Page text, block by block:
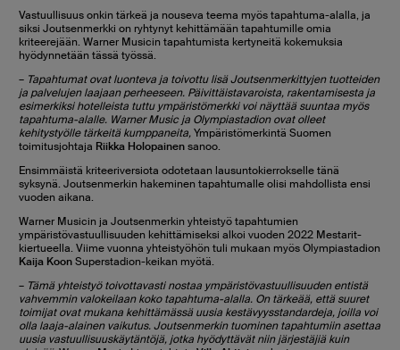
Vastuullisuus onkin tärkeä ja nouseva teema myös tapahtuma-alalla, ja
siksi Joutsenmerkki on ryhtynyt kehittämään tapahtumille omia
kriteerejään. Warner Musicin tapahtumista kertyneitä kokemuksia
hyödynnetään tässä työssä.
– Tapahtumat ovat luonteva ja toivottu lisä Joutsenmerkittyjen tuotteiden
ja palvelujen laajaan perheeseen. Päivittäistavaroista, rakentamisesta ja
esimerkiksi hotelleista tuttu ympäristömerkki voi näyttää suuntaa myös
tapahtuma-alalle. Warner Music ja Olympiastadion ovat olleet
kehitystyölle tärkeitä kumppaneita,Ympäristömerkintä Suomen
toimitusjohtaja Riikka Holopainensanoo.
Ensimmäistä kriteeriversiota odotetaan lausuntokierrokselle tänä
syksynä. Joutsenmerkin hakeminen tapahtumalle olisi mahdollista ensi
vuoden aikana.
Warner Musicin ja Joutsenmerkin yhteistyö tapahtumien
ympäristövastuullisuuden kehittämiseksi alkoi vuoden 2022 Mestarit-
kiertueella. Viime vuonna yhteistyöhön tuli mukaan myös Olympiastadion
Kaija KoonSuperstadion-keikan myötä.
– Tämä yhteistyö toivottavasti nostaa ympäristövastuullisuuden entistä
vahvemmin valokeilaan koko tapahtuma-alalla. On tärkeää, että suuret
toimijat ovat mukana kehittämässä uusia kestävyysstandardeja, joilla voi
olla laaja-alainen vaikutus. Joutsenmerkin tuominen tapahtumiin asettaa
uusia vastuullisuuskäytäntöjä, jotka hyödyttävät niin järjestäjiä kuin